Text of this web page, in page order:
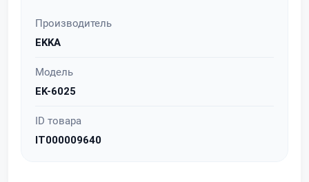
Производитель
EKKA
Модель
EK-6025
ID товара
IT000009640